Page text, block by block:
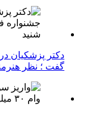
دکتر پزشکیان
گفت ؛ نظر